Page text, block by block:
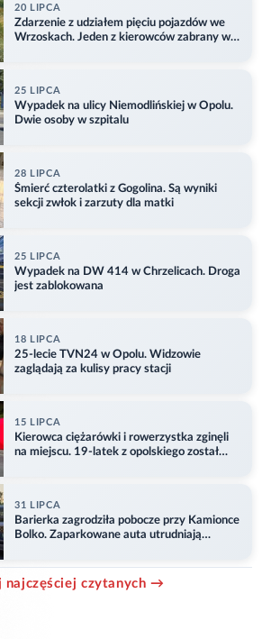
20 LIPCA
Zdarzenie z udziałem pięciu pojazdów we
Wrzoskach. Jeden z kierowców zabrany w
25 LIPCA
Wypadek na ulicy Niemodlińskiej w Opolu.
Dwie osoby w szpitalu
28 LIPCA
Śmierć czterolatki z Gogolina. Są wyniki
sekcji zwłok i zarzuty dla matki
25 LIPCA
Wypadek na DW 414 w Chrzelicach. Droga
jest zablokowana
18 LIPCA
25-lecie TVN24 w Opolu. Widzowie
zaglądają za kulisy pracy stacji
15 LIPCA
Kierowca ciężarówki i rowerzystka zginęli
na miejscu. 19-latek z opolskiego został
31 LIPCA
Barierka zagrodziła pobocze przy Kamionce
Bolko. Zaparkowane auta utrudniają
najczęściej czytanych →